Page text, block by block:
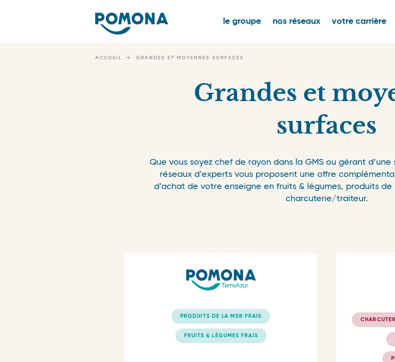
principale
le groupe nos réseaux votre carrière
ACCUEIL GRANDES ET MOYENNES SURFACES
Grandes et
surfaces
Que vous soyez chef de rayon dans la GMS ou gérant
réseaux d’experts vous proposent une offre
d’achat de votre enseigne en fruits & légumes, produits
charcuterie/traiteur.
PRODUITS DE LA MER FRAIS
FRUITS & LÉGUMES FRAIS